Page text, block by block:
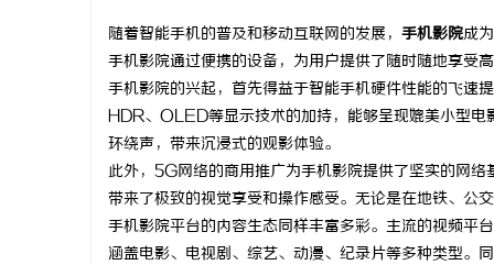
随着智能手机的普及和移动互联网的发展， 手机影院成
手机影院通过便携的设备，为用户提供了随时随地享受
手机影院的兴起，首先得益于智能手机硬件性能的飞速
HDR、OLED等显示技术的加持，能够呈现媲美小型电
环绕声，带来沉浸式的观影体验。
此外，5G网络的商用推广为手机影院提供了坚实的网
带来了极致的视觉享受和操作感受。无论是在地铁、公
手机影院平台的内容生态同样丰富多彩。主流的视频
涵盖电影、电视剧、综艺、动漫、纪录片等多种类型。